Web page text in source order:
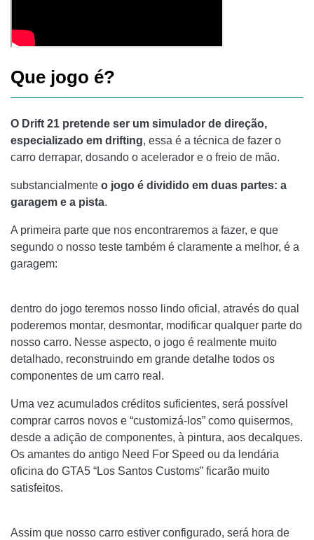
Que jogo é?
O Drift 21 pretende ser um simulador de direção,
especializado em drifting, essa é a técnica de fazer o
carro derrapar, dosando o acelerador e o freio de mão.
substancialmente o jogo é dividido em duas partes: a
garagem e a pista.
A primeira parte que nos encontraremos a fazer, e que
segundo o nosso teste também é claramente a melhor, é a
garagem:
dentro do jogo teremos nosso lindo oficial, através do qual
poderemos montar, desmontar, modificar qualquer parte do
nosso carro. Nesse aspecto, o jogo é realmente muito
detalhado, reconstruindo em grande detalhe todos os
componentes de um carro real.
Uma vez acumulados créditos suficientes, será possível
comprar carros novos e “customizá-los” como quisermos,
desde a adição de componentes, à pintura, aos decalques.
Os amantes do antigo Need For Speed ​​ou da lendária
oficina do GTA5 “Los Santos Customs” ficarão muito
satisfeitos.
Assim que nosso carro estiver configurado, será hora de